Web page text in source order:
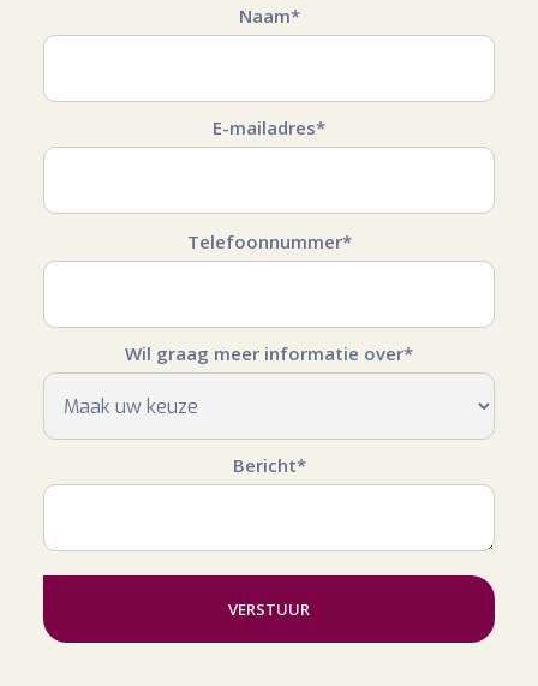
Naam*
E-mailadres*
Telefoonnummer*
Wil graag meer informatie over*
Bericht*